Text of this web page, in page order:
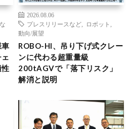
2026.08.06
プレスリリースなど
ロボット
動向/展望
ROBO-HI、吊り下げ式クレー
ンに代わる超重量級
200tAGVで「落下リスク」
解消と説明